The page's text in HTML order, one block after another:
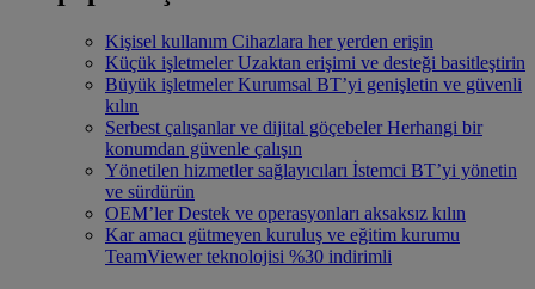
Kişisel kullanım Cihazlara her yerden erişin
Küçük işletmeler Uzaktan erişimi ve desteği basitleştirin
Büyük işletmeler Kurumsal BT’yi genişletin ve güvenli
kılın
Serbest çalışanlar ve dijital göçebeler Herhangi bir
konumdan güvenle çalışın
Yönetilen hizmetler sağlayıcıları İstemci BT’yi yönetin
ve sürdürün
OEM’ler Destek ve operasyonları aksaksız kılın
Kar amacı gütmeyen kuruluş ve eğitim kurumu
TeamViewer teknolojisi %30 indirimli